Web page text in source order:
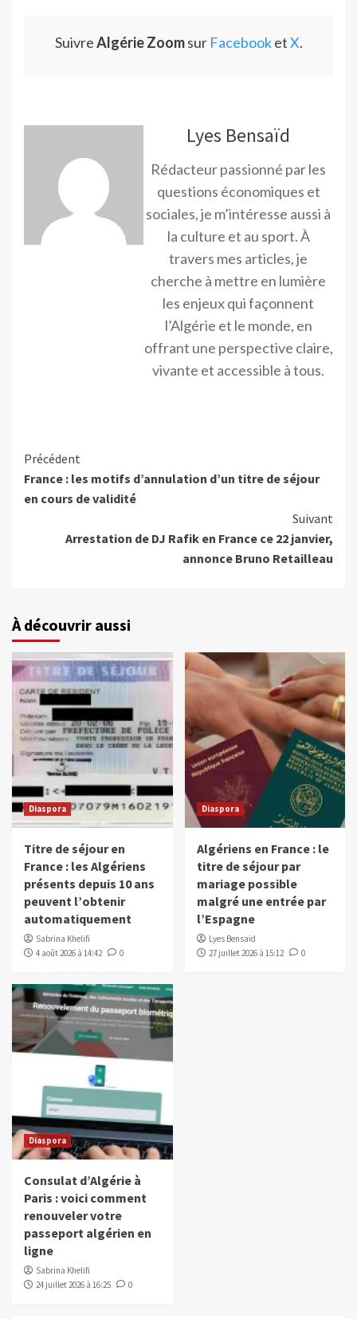
SuivreAlgérie Zoomsur FacebooketX.
Lyes Bensaïd
Rédacteur passionné par les
questions économiques et
sociales, je m’intéresse aussi à
la culture et au sport. À
travers mes articles, je
cherche à mettre en lumière
les enjeux qui façonnent
l’Algérie et le monde, en
offrant une perspective claire,
vivante et accessible à tous.
Précédent
France : les motifs d’annulation d’un titre de séjour
en cours de validité
Suivant
Arrestation de DJ Rafik en France ce 22 janvier,
annonce Bruno Retailleau
À découvrir aussi
Diaspora
Titre de séjour en
France : les Algériens
présents depuis 10 ans
peuvent l’obtenir
automatiquement
Sabrina Khelifi
4 août 2026 à 14:42
0
Diaspora
Algériens en France : le
titre de séjour par
mariage possible
malgré une entrée par
l’Espagne
Lyes Bensaïd
27 juillet 2026 à 15:12
0
Diaspora
Consulat d’Algérie à
Paris : voici comment
renouveler votre
passeport algérien en
ligne
Sabrina Khelifi
24 juillet 2026 à 16:25
0